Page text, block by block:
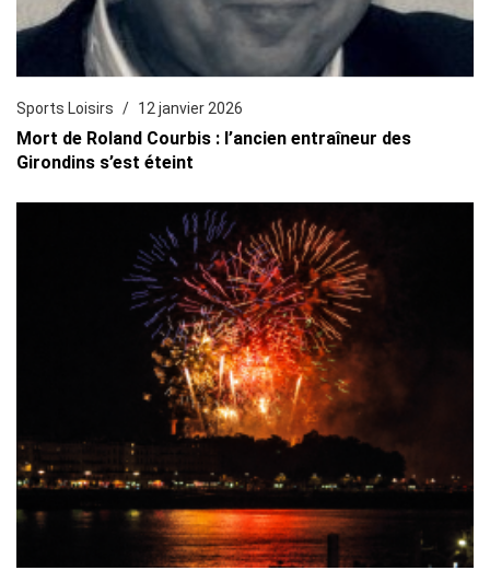
Sports Loisirs 12 janvier 2026
Mort de Roland Courbis : l’ancien entraîneur des
Girondins s’est éteint